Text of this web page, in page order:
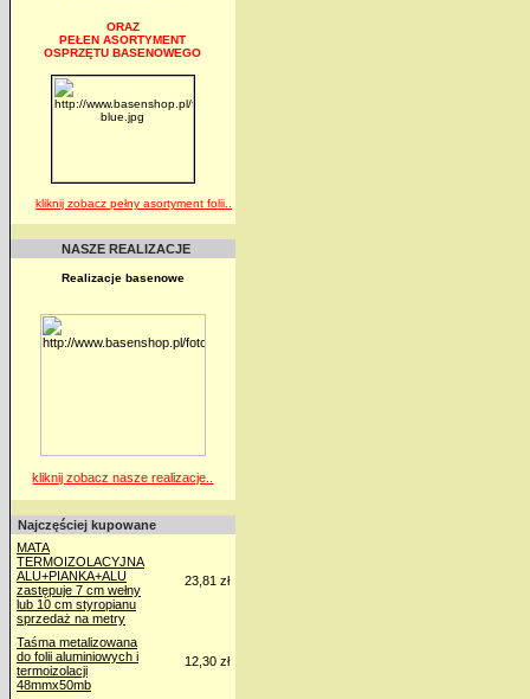
ORAZ
PEŁEN ASORTYMENT
OSPRZĘTU BASENOWEGO
kliknij zobacz pełny asortyment folii..
NASZE REALIZACJE
Realizacje basenowe
kliknij zobacz nasze realizacje..
Najczęściej kupowane
MATA
TERMOIZOLACYJNA
ALU+PIANKA+ALU
zastępuje 7 cm wełny
lub 10 cm styropianu
sprzedaż na metry
23,81 zł
Taśma metalizowana
do folii aluminiowych i
termoizolacji
48mmx50mb
12,30 zł